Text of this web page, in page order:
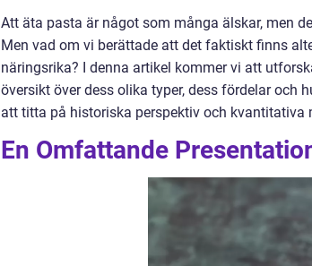
Att äta pasta är något som många älskar, men
Men vad om vi berättade att det faktiskt finns
näringsrika? I denna artikel kommer vi att
översikt över dess olika typer, dess fördelar och
att titta på historiska perspektiv och kvantitativa
En Omfattande